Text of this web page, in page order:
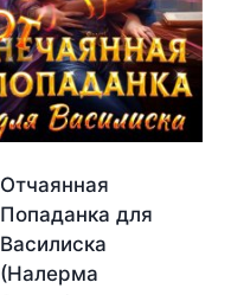
Отчаянная
Попаданка для
Василиска
(Налерма